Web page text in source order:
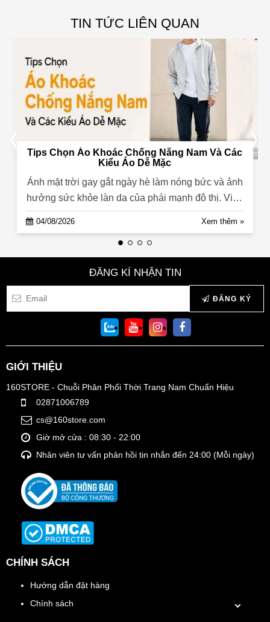
TIN TỨC LIÊN QUAN
Tips Chọn Áo Khoác Chống Nắng Nam Và Các
Kiểu Áo Dễ Mặc
Ánh mặt trời gay gắt ngày hè làm nóng bức và ảnh
hưởng sức khỏe làn da của phái mạnh đô thị. Việc
tìm kiếm giải pháp ...
04/08/2026 Xem thêm »
ĐĂNG KÍ NHẬN TIN
ĐĂNG KÝ
GIỚI THIỆU
160STORE - Chuỗi Phân Phối Thời Trang Nam Chuẩn Hiệu
02871006789
cs@160store.com
Giờ mở cửa : 08:30 - 22:00
Nhân viên tư vấn phản hồi tin nhắn đến 24:00 (Mỗi ngày)
CHÍNH SÁCH
Hướng dẫn đặt hàng
Chính sách